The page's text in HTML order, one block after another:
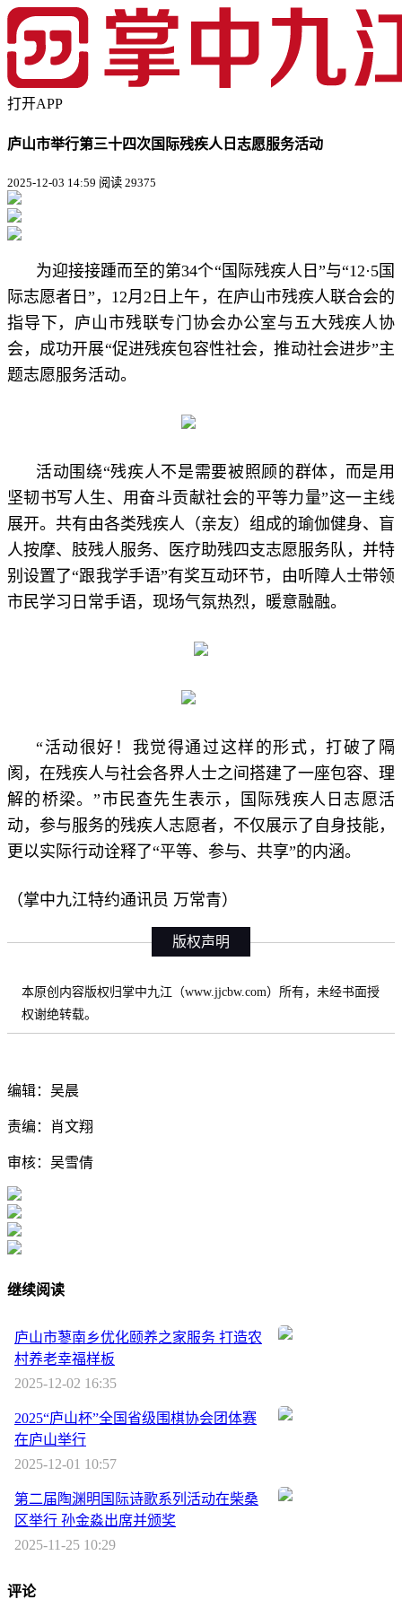
打开APP
庐山市举行第三十四次国际残疾人日志愿服务活动
2025-12-03 14:59 阅读 29375
为迎接接踵而至的第34个“国际残疾人日”与“12·5国
际志愿者日”，12月2日上午，在庐山市残疾人联合会的
指导下，庐山市残联专门协会办公室与五大残疾人协
会，成功开展“促进残疾包容性社会，推动社会进步”主
题志愿服务活动。
活动围绕“残疾人不是需要被照顾的群体，而是用
坚韧书写人生、用奋斗贡献社会的平等力量”这一主线
展开。共有由各类残疾人（亲友）组成的瑜伽健身、盲
人按摩、肢残人服务、医疗助残四支志愿服务队，并特
别设置了“跟我学手语”有奖互动环节，由听障人士带领
市民学习日常手语，现场气氛热烈，暖意融融。
“活动很好！我觉得通过这样的形式，打破了隔
阂，在残疾人与社会各界人士之间搭建了一座包容、理
解的桥梁。” 市民查先生表示，国际残疾人日志愿活
动，参与服务的残疾人志愿者，不仅展示了自身技能，
更以实际行动诠释了“平等、参与、共享”的内涵。
（掌中九江特约通讯员 万常青）
版权声明
本原创内容版权归掌中九江（www.jjcbw.com）所有，未经书面授
权谢绝转载。
编辑：吴晨
责编：肖文翔
审核：吴雪倩
继续阅读
庐山市蓼南乡优化颐养之家服务 打造农
村养老幸福样板
2025-12-02 16:35
2025“庐山杯”全国省级围棋协会团体赛
在庐山举行
2025-12-01 10:57
第二届陶渊明国际诗歌系列活动在柴桑
区举行 孙金淼出席并颁奖
2025-11-25 10:29
评论